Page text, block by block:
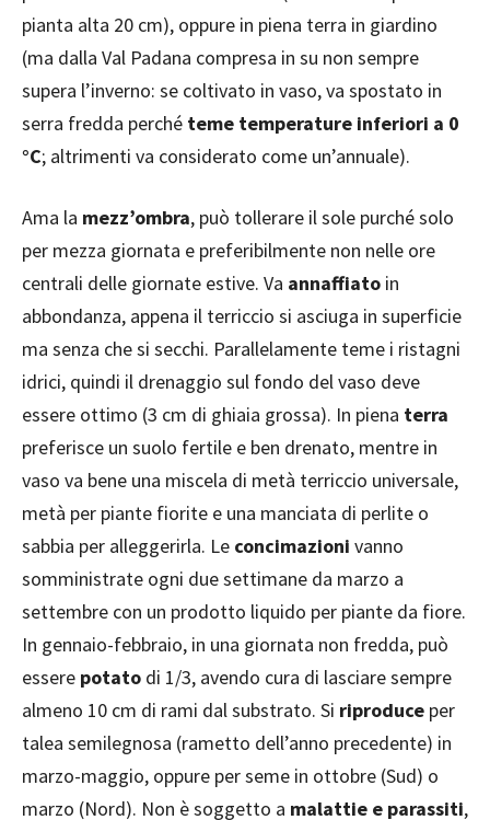
pianta alta 20 cm), oppure in piena terra in giardino
(ma dalla Val Padana compresa in su non sempre
supera l’inverno: se coltivato in vaso, va spostato in
serra fredda perché teme temperature inferiori a 0
°C; altrimenti va considerato come un’annuale).
Ama la mezz’ombra, può tollerare il sole purché solo
per mezza giornata e preferibilmente non nelle ore
centrali delle giornate estive. Va annaffiato in
abbondanza, appena il terriccio si asciuga in superficie
ma senza che si secchi. Parallelamente teme i ristagni
idrici, quindi il drenaggio sul fondo del vaso deve
essere ottimo (3 cm di ghiaia grossa). In piena terra
preferisce un suolo fertile e ben drenato, mentre in
vaso va bene una miscela di metà terriccio universale,
metà per piante fiorite e una manciata di perlite o
sabbia per alleggerirla. Le concimazioni vanno
somministrate ogni due settimane da marzo a
settembre con un prodotto liquido per piante da fiore.
In gennaio-febbraio, in una giornata non fredda, può
essere potato di 1/3, avendo cura di lasciare sempre
almeno 10 cm di rami dal substrato. Si riproduce per
talea semilegnosa (rametto dell’anno precedente) in
marzo-maggio, oppure per seme in ottobre (Sud) o
marzo (Nord). Non è soggetto a malattie e parassiti,